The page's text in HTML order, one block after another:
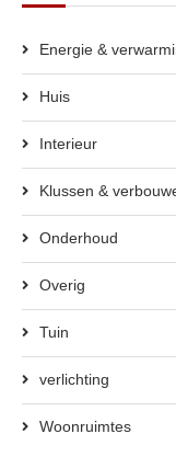
Energie &
Huis
Interieur
Klussen &
Onderhoud
Overig
Tuin
verlichting
Woonruimtes